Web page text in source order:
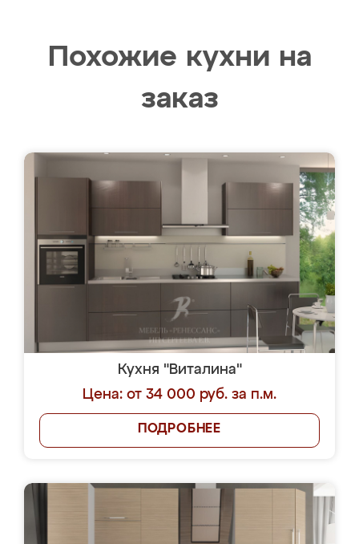
Похожие кухни на
заказ
Кухня "Виталина"
Цена: от 34 000 руб. за п.м.
ПОДРОБНЕЕ